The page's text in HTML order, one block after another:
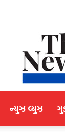
ન્યુઝ વ્યુઝ